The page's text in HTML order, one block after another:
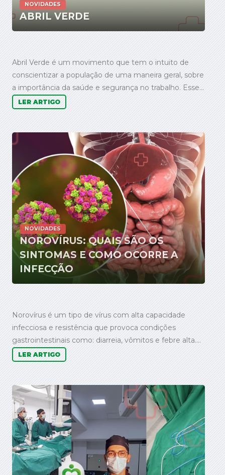
NOVIDADES
ABRIL VERDE
Abril Verde é um movimento que tem o intuito de
conscientizar a população de uma maneira geral, sobre
a importância da saúde e segurança no trabalho. Esse...
LER ARTIGO
NOVIDADES
NOROVÍRUS: QUAIS SÃO OS
SINTOMAS E COMO OCORRE A
INFECÇÃO
Norovírus é um tipo de vírus com alta capacidade
infecciosa e resistência que provoca condições
gastrointestinais como: diarreia, vômitos e febre alta....
LER ARTIGO